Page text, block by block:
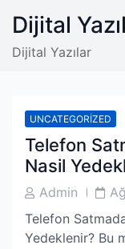
content
Dijital
Dijital Yazılar
UNCATEGORIZED
Telefon
Nasil
PostAdmin
Post
Telefon
Yedeklenir? Bu